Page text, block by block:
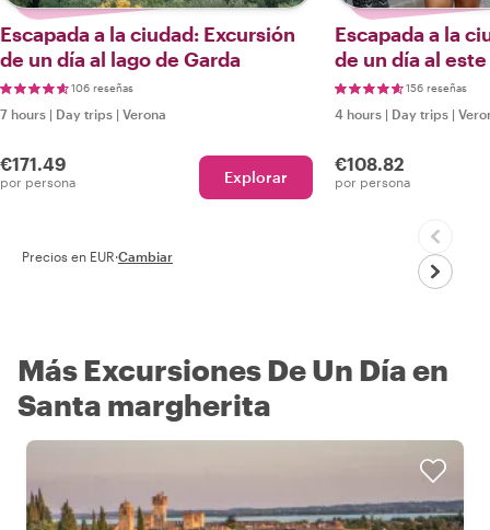
Escapada a la ciudad: Excursión
de un día al lago de Garda
106 reseñas
7 hours | Day trips | Verona
€171.49
por persona Explorar
Escapada a la
de un día al
Garda
156 reseñas
4 hours | Day trips |
€108.82
por persona
Precios en EUR·Cambiar
Más Excursiones De Un Día en
Santa margherita